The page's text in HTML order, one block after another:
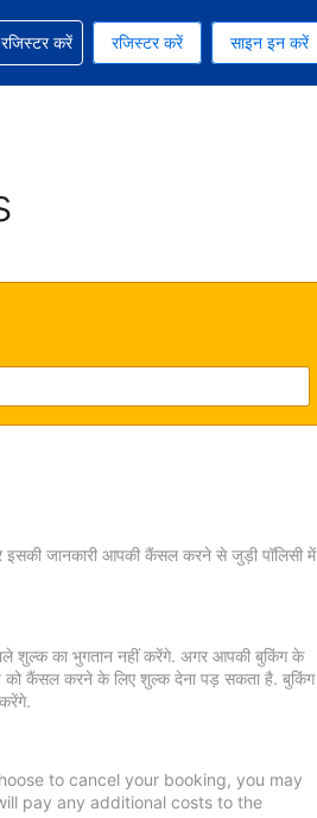
चुना हुआ है
भाषा को चुना हुआ है
पाएं
रजिस्टर करें रजिस्टर करें साइन इन करें
इसकी जानकारी आपकी कैंसल करने से जुड़ी पॉलिसी में
शुल्क का भुगतान नहीं करेंगे. अगर आपकी बुकिंग के
को कैंसल करने के लिए शुल्क देना पड़ सकता है. बुकिंग
to cancel your booking, you may
pay any additional costs to the